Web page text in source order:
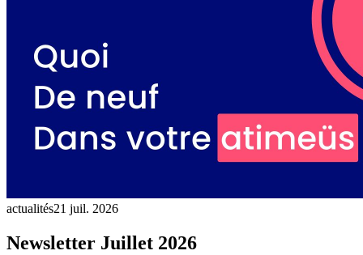
actualités21 juil. 2026
Newsletter Juillet 2026